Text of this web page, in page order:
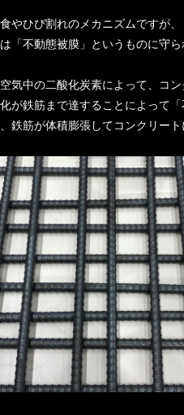
やひび割れのメカニズムですが、
「不動態被膜」というものに守ら
気中の二酸化炭素によって、コ
が鉄筋まで達することによって
鉄筋が体積膨張してコンクリー